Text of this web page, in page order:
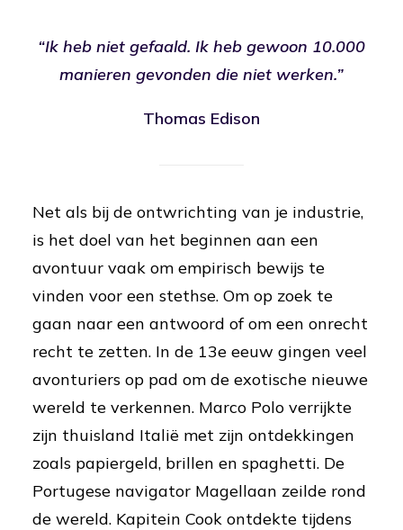
“Ik heb niet gefaald. Ik heb gewoon 10.000
manieren gevonden die niet werken.”
Thomas Edison
Net als bij de ontwrichting van je industrie,
is het doel van het beginnen aan een
avontuur vaak om empirisch bewijs te
vinden voor een stethse. Om op zoek te
gaan naar een antwoord of om een onrecht
recht te zetten. In de 13e eeuw gingen veel
avonturiers op pad om de exotische nieuwe
wereld te verkennen. Marco Polo verrijkte
zijn thuisland Italië met zijn ontdekkingen
zoals papiergeld, brillen en spaghetti. De
Portugese navigator Magellaan zeilde rond
de wereld. Kapitein Cook ontdekte tijdens